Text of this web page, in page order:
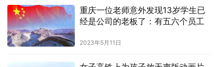
重庆一位老师意外发现13岁学生已
经是公司的老板了：有五六个员工
2023年5月11日